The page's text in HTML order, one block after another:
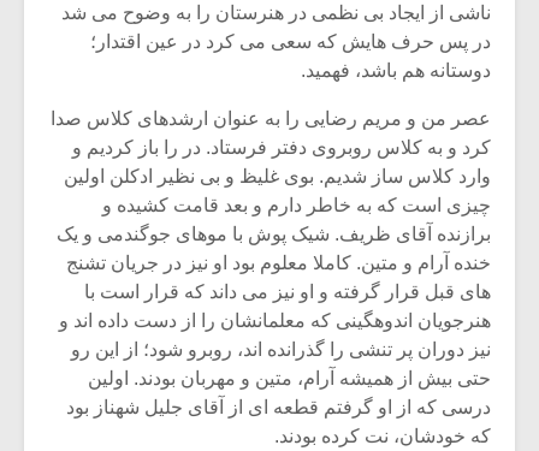
ناشی از ایجاد بی نظمی در هنرستان را به وضوح می شد
در پس حرف هایش که سعی می کرد در عین اقتدار؛
دوستانه هم باشد، فهمید.
عصر من و مریم رضایی را به عنوان ارشدهای کلاس صدا
کرد و به کلاس روبروی دفتر فرستاد. در را باز کردیم و
وارد کلاس ساز شدیم. بوی غلیظ و بی نظیر ادکلن اولین
چیزی است که به خاطر دارم و بعد قامت کشیده و
برازنده آقای ظریف. شیک پوش با موهای جوگندمی و یک
خنده آرام و متین. کاملا معلوم بود او نیز در جریان تشنج
های قبل قرار گرفته و او نیز می داند که قرار است با
هنرجویان اندوهگینی که معلمانشان را از دست داده اند و
نیز دوران پر تنشی را گذرانده اند، روبرو شود؛ از این رو
حتی بیش از همیشه آرام، متین و مهربان بودند. اولین
درسی که از او گرفتم قطعه ای از آقای جلیل شهناز بود
که خودشان، نت کرده بودند.